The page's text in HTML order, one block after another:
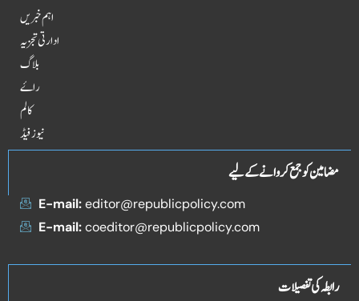
اہم خبریں
ادارتی تجزیہ
بلاگ
راۓ
کالم
نیوز فیڈ
مضامین کو جمع کروانے کے لیے
E-mail:editor@republicpolicy.com
E-mail:coeditor@republicpolicy.com
رابطہ کی تفصیلات